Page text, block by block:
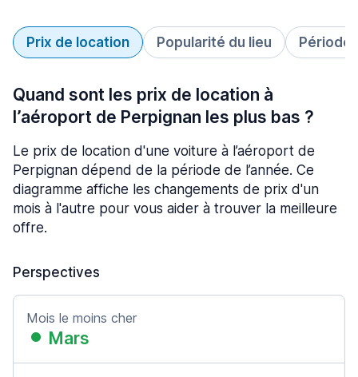
Prix de location Popularité du lieu Période
Quand sont les prix de location à
l’aéroport de Perpignan les plus bas ?
Le prix de location d'une voiture à l’aéroport de
Perpignan dépend de la période de l’année. Ce
diagramme affiche les changements de prix d'un
mois à l'autre pour vous aider à trouver la meilleure
offre.
Perspectives
Mois le moins cher
Mars